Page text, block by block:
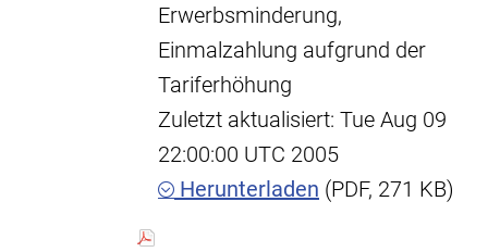
Erwerbsminderung,
Einmalzahlung aufgrund der
Tariferhöhung
Zuletzt aktualisiert: Tue Aug 09
22:00:00 UTC 2005
Herunterladen (PDF, 271 KB)